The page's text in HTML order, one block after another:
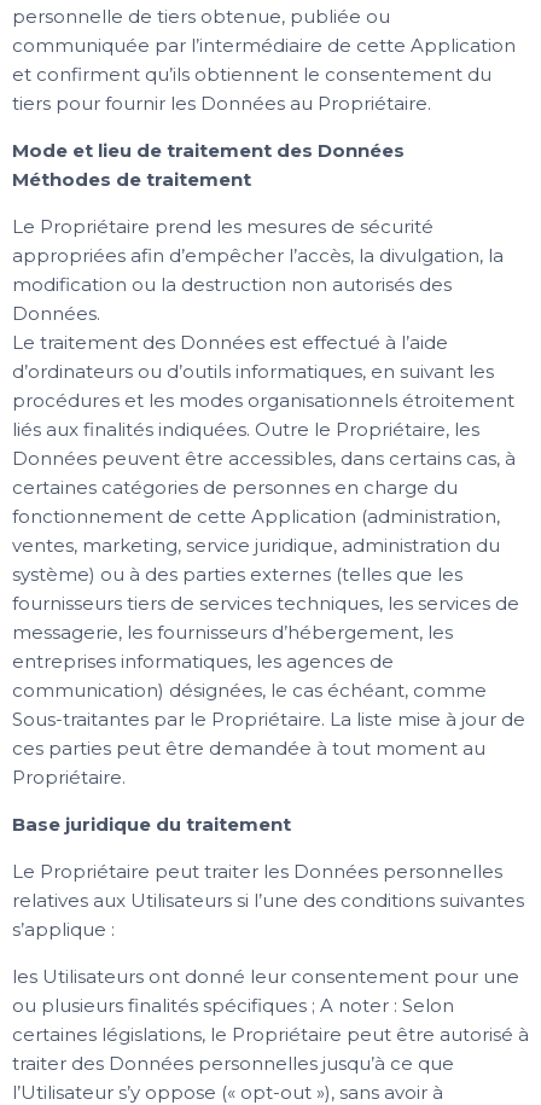
personnelle de tiers obtenue, publiée ou
communiquée par l’intermédiaire de cette Application
et confirment qu’ils obtiennent le consentement du
tiers pour fournir les Données au Propriétaire.
Mode et lieu de traitement des Données
Méthodes de traitement
Le Propriétaire prend les mesures de sécurité
appropriées afin d’empêcher l’accès, la divulgation, la
modification ou la destruction non autorisés des
Données.
Le traitement des Données est effectué à l’aide
d’ordinateurs ou d’outils informatiques, en suivant les
procédures et les modes organisationnels étroitement
liés aux finalités indiquées. Outre le Propriétaire, les
Données peuvent être accessibles, dans certains cas, à
certaines catégories de personnes en charge du
fonctionnement de cette Application (administration,
ventes, marketing, service juridique, administration du
système) ou à des parties externes (telles que les
fournisseurs tiers de services techniques, les services de
messagerie, les fournisseurs d’hébergement, les
entreprises informatiques, les agences de
communication) désignées, le cas échéant, comme
Sous-traitantes par le Propriétaire. La liste mise à jour de
ces parties peut être demandée à tout moment au
Propriétaire.
Base juridique du traitement
Le Propriétaire peut traiter les Données personnelles
relatives aux Utilisateurs si l’une des conditions suivantes
s’applique :
les Utilisateurs ont donné leur consentement pour une
ou plusieurs finalités spécifiques ; A noter : Selon
certaines législations, le Propriétaire peut être autorisé à
traiter des Données personnelles jusqu’à ce que
l’Utilisateur s’y oppose (« opt-out »), sans avoir à